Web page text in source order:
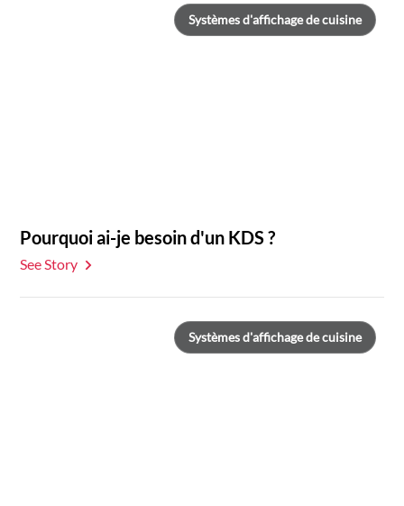
Systèmes d'affichage de cuisine
Pourquoi ai-je besoin d'un KDS ?
See Story
Systèmes d'affichage de cuisine